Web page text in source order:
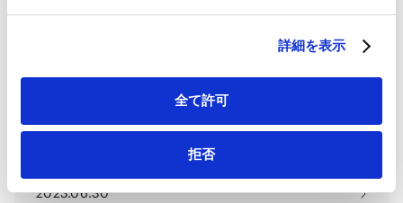
HubSpot プライバシーポリシー（外部サイト）
詳細を表示
全て許可
拒否
Tax Residency of Companies in
2023.06.30